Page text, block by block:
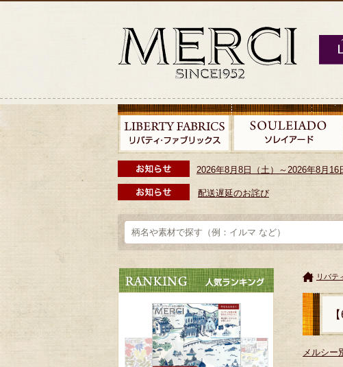
2026年8月8日（土）～2026年8月
配送遅延のお詫び
リバテ
メルシー